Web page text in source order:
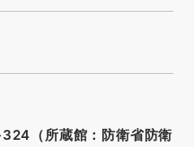
（所蔵館：防衛省防衛